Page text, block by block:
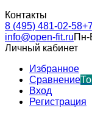
Контакты
8 (495) 481-02-58
info@open-fit.ruПн-
Личный кабинет
Избранное
Сравнение
Вход
Регистрация